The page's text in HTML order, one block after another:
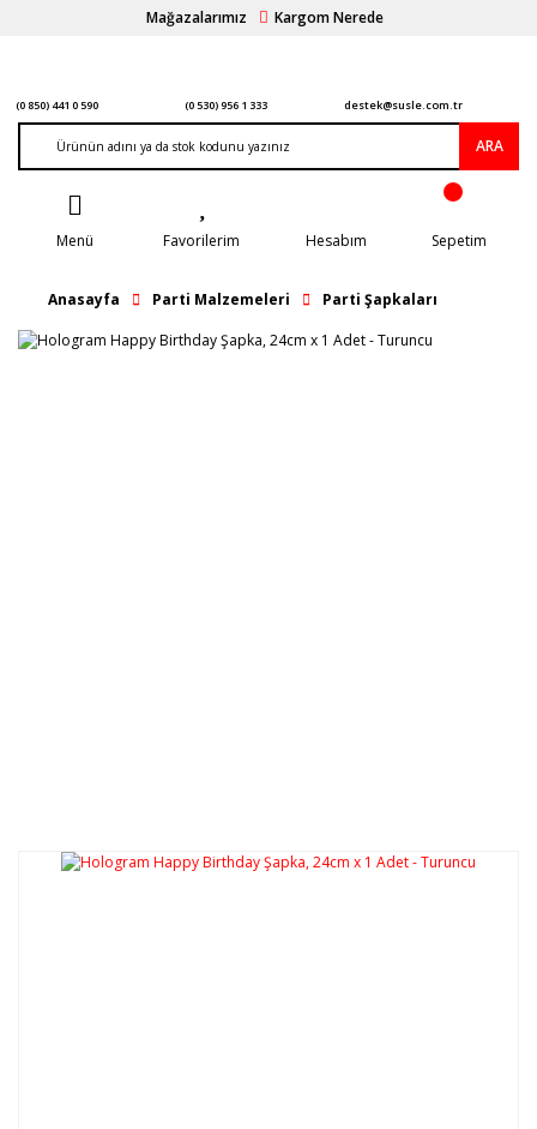
Mağazalarımız Kargom Nerede
(0 850) 441 0 590 (0 530) 956 1 333 destek@susle.com.tr
ARA
Menü Favorilerim Hesabım Sepetim
Anasayfa Parti Malzemeleri Parti Şapkaları